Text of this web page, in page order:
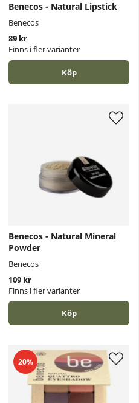
Benecos - Natural Lipstick
Benecos
89 kr
Finns i fler varianter
Köp
Benecos - Natural Mineral
Powder
Benecos
109 kr
Finns i fler varianter
Köp
20%